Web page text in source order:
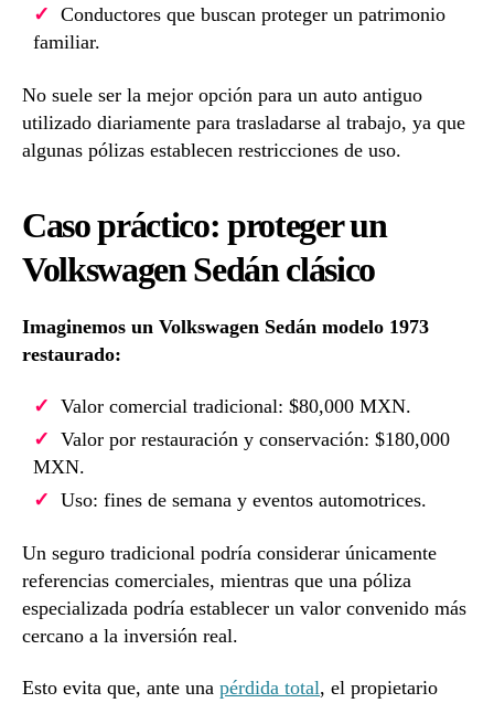
Conductores que buscan proteger un patrimonio
familiar.
No suele ser la mejor opción para un auto antiguo
utilizado diariamente para trasladarse al trabajo, ya que
algunas pólizas establecen restricciones de uso.
Caso práctico: proteger un
Volkswagen Sedán clásico
Imaginemos un Volkswagen Sedán modelo 1973
restaurado:
Valor comercial tradicional: $80,000 MXN.
Valor por restauración y conservación: $180,000
MXN.
Uso: fines de semana y eventos automotrices.
Un seguro tradicional podría considerar únicamente
referencias comerciales, mientras que una póliza
especializada podría establecer un valor convenido más
cercano a la inversión real.
Esto evita que, ante una pérdida total, el propietario